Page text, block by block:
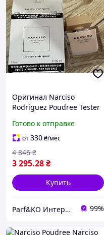
Оригинал Narciso
Rodriguez Poudree Tester
Родригес пудре пудри )
парфюмированная вода
Готово к отправке
от330₴/мес
3 295.28₴
4 846 ₴
Купить
Parf&KO Интернет-магазин оригинальной парфюмерии и косметики 99%